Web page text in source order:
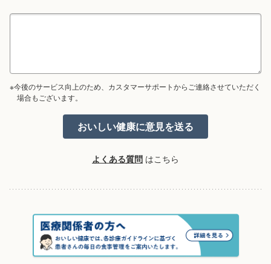
※今後のサービス向上のため、カスタマーサポートからご連絡させていただく
場合もございます。
よくある質問 はこちら